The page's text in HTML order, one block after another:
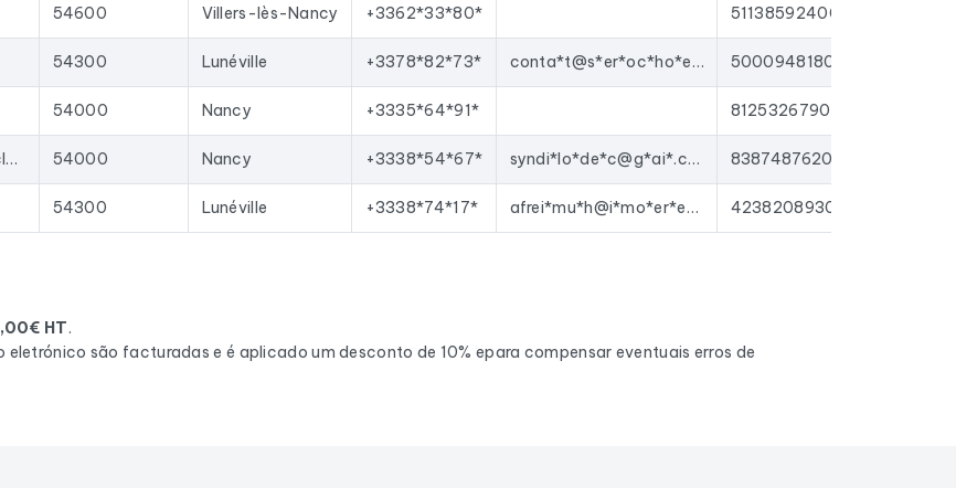
54600 Villers-lès-Nancy +3362*33*80* 51138592400044
54300 Lunéville +3378*82*73* conta*t@s*er*oc*ho*es.*r 50009481800043
54000 Nancy +3335*64*91* 81253267900147
135 Av. du Général Leclerc 54000 Nancy +3338*54*67* syndi*lo*de*c@g*ai*.co* 83874876200013
54300 Lunéville +3338*74*17* afrei*mu*h@i*mo*er*ea*x.f* 42382089300034
HT.
eletrónico são facturadas e é aplicado um desconto de 10% epara compensar eventuais erros de